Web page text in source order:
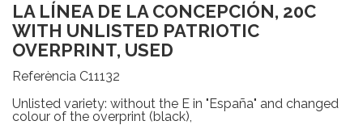
LA LÍNEA DE LA CONCEPCIÓN, 20C
WITH UNLISTED PATRIOTIC
OVERPRINT, USED
Referència C11132
Unlisted variety: without the E in "España" and changed
colour of the overprint (black),